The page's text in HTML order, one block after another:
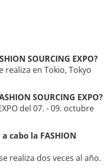
SOURCING EXPO?
e realiza en Tokio, Tokyo
SOURCING EXPO?
del 07. - 09. octubre
cabo la FASHION
se realiza dos veces al año.